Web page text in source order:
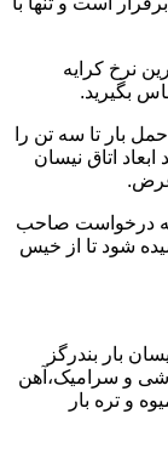
نرخ کرایه
بگیرید.
توانایی حمل بار تا سه تن را
ابعاد اتاق نیسان
به درخواست صاحب
شود تا از خیس
بار بندرگز
و سرامیک،آهن
و تره بار